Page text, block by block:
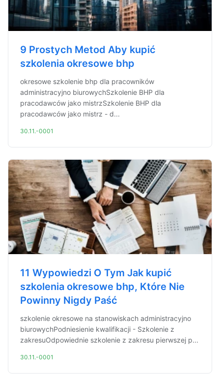
9 Prostych Metod Aby kupić
szkolenia okresowe bhp
okresowe szkolenie bhp dla pracowników
administracyjno biurowychSzkolenie BHP dla
pracodawców jako mistrzSzkolenie BHP dla
pracodawców jako mistrz - d...
30.11.-0001
11 Wypowiedzi O Tym Jak kupić
szkolenia okresowe bhp, Które Nie
Powinny Nigdy Paść
szkolenie okresowe na stanowiskach administracyjno
biurowychPodniesienie kwalifikacji - Szkolenie z
zakresuOdpowiednie szkolenie z zakresu pierwszej p...
30.11.-0001